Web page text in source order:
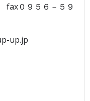
０９５６－５９
up.jp